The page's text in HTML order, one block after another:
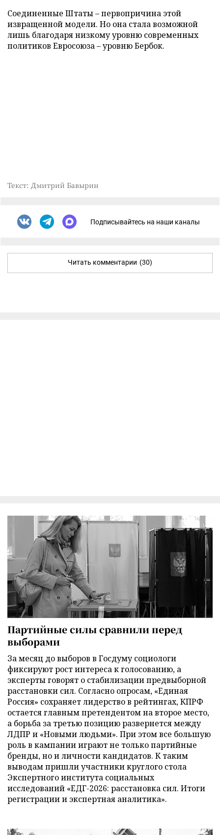
Соединенные Штаты – первопричина этой
извращенной модели. Но она стала возможной
лишь благодаря низкому уровню современных
политиков Евросоюза – уровню Бербок.
Текст: Дмитрий Бавырин
Подписывайтесь на наши каналы
Читать комментарии (30)
Партийные силы сравнили перед
выборами
За месяц до выборов в Госдуму социологи
фиксируют рост интереса к голосованию, а
эксперты говорят о стабилизации предвыборной
расстановки сил. Согласно опросам, «Единая
Россия» сохраняет лидерство в рейтингах, КПРФ
остается главным претендентом на второе место,
а борьба за третью позицию развернется между
ЛДПР и «Новыми людьми». При этом все большую
роль в кампании играют не только партийные
бренды, но и личности кандидатов. К таким
выводам пришли участники круглого стола
Экспертного института социальных
исследований «ЕДГ-2026: расстановка сил. Итоги
регистрации и экспертная аналитика».